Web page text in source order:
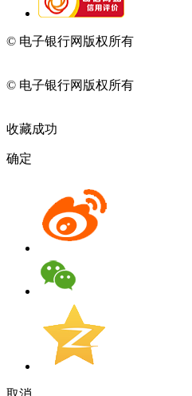
© 电子银行网版权所有
© 电子银行网版权所有
收藏成功
确定